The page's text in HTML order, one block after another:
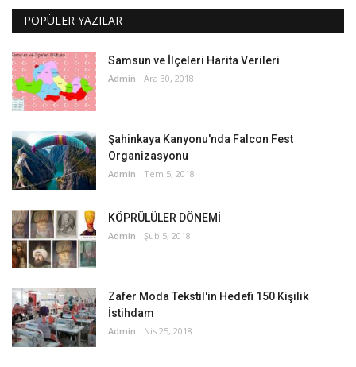
POPÜLER YAZILAR
Samsun ve İlçeleri Harita Verileri
Admin Ara 30, 2018
Şahinkaya Kanyonu'nda Falcon Fest
Organizasyonu
Admin Tem 5, 2018
KÖPRÜLÜLER DÖNEMİ
Admin Şub 5, 2018
Zafer Moda Tekstil'in Hedefi 150 Kişilik
İstihdam
Admin Nis 25, 2018